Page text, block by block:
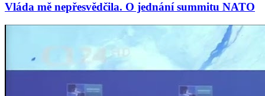
Vláda mě nepřesvědčila. O jednání summitu NATO